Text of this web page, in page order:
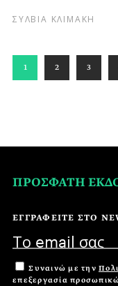
ΣΥΛΒΙΑ ΚΛΙΜΑΚΗ
1 2 3
ΠΡΟΣΦΑΤΗ
ΕΓΓΡΑΦΕΙΤΕ ΣΤΟ
Συναινώ με την
επεξεργασία